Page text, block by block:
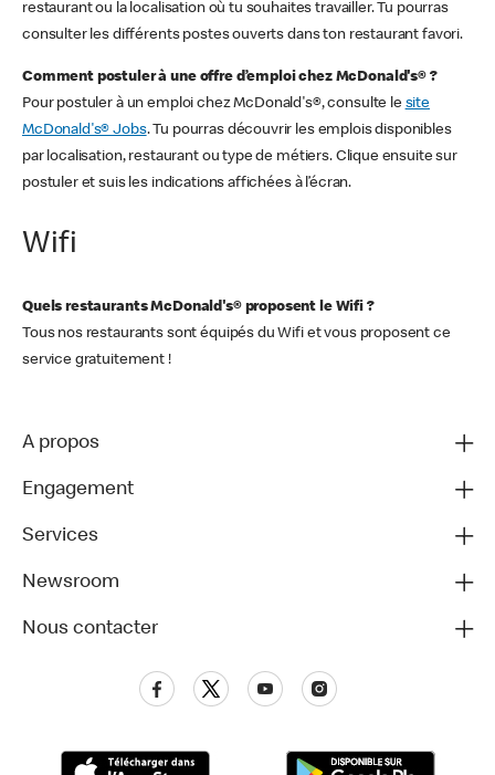
restaurant ou la localisation où tu souhaites travailler. Tu pourras
consulter les différents postes ouverts dans ton restaurant favori.
Comment postuler à une offre d’emploi chez McDonald's® ?
Pour postuler à un emploi chez McDonald's®, consulte le site
McDonald's® Jobs. Tu pourras découvrir les emplois disponibles
par localisation, restaurant ou type de métiers. Clique ensuite sur
postuler et suis les indications affichées à l’écran.
Wifi
Quels restaurants McDonald's® proposent le Wifi ?
Tous nos restaurants sont équipés du Wifi et vous proposent ce
service gratuitement !
A propos
Engagement
Services
Newsroom
Nous contacter